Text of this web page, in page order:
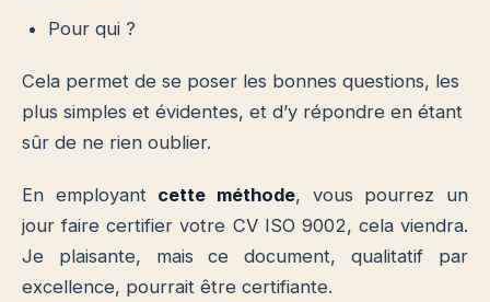
Pour qui ?
Cela permet de se poser les bonnes questions, les
plus simples et évidentes, et d’y répondre en étant
sûr de ne rien oublier.
En employant cette méthode, vous pourrez un
jour faire certifier votre CV ISO 9002, cela viendra.
Je plaisante, mais ce document, qualitatif par
excellence, pourrait être certifiante.